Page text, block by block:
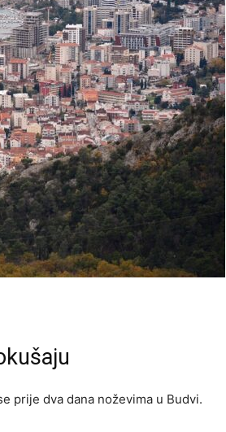
prije dva dana noževima u Budvi.